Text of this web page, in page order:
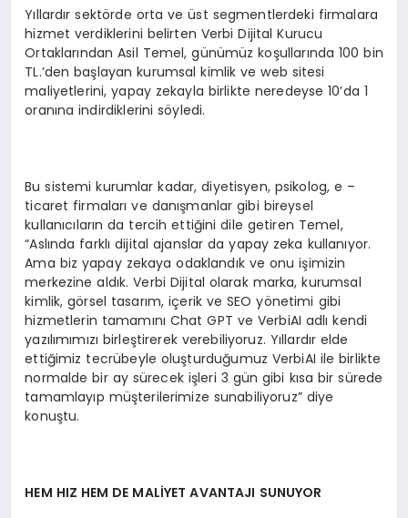
Yıllardır sektörde orta ve üst segmentlerdeki firmalara
hizmet verdiklerini belirten Verbi Dijital Kurucu
Ortaklarından Asil Temel, günümüz koşullarında 100 bin
TL.’den başlayan kurumsal kimlik ve web sitesi
maliyetlerini, yapay zekayla birlikte neredeyse 10’da 1
oranına indirdiklerini söyledi.
Bu sistemi kurumlar kadar, diyetisyen, psikolog, e –
ticaret firmaları ve danışmanlar gibi bireysel
kullanıcıların da tercih ettiğini dile getiren Temel,
“Aslında farklı dijital ajanslar da yapay zeka kullanıyor.
Ama biz yapay zekaya odaklandık ve onu işimizin
merkezine aldık. Verbi Dijital olarak marka, kurumsal
kimlik, görsel tasarım, içerik ve SEO yönetimi gibi
hizmetlerin tamamını Chat GPT ve VerbiAI adlı kendi
yazılımımızı birleştirerek verebiliyoruz. Yıllardır elde
ettiğimiz tecrübeyle oluşturduğumuz VerbiAI ile birlikte
normalde bir ay sürecek işleri 3 gün gibi kısa bir sürede
tamamlayıp müşterilerimize sunabiliyoruz” diye
konuştu.
HEM HIZ HEM DE MALİYET AVANTAJI SUNUYOR